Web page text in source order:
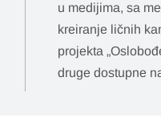
u medijima, sa
kreiranje ličnih
projekta
druge dostupne